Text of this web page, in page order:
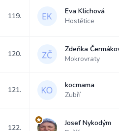
119.
Eva Klichová
Hostětice
120.
Zdeňka
Mokrovraty
121.
kocmama
Zubří
122.
Josef Nykodým